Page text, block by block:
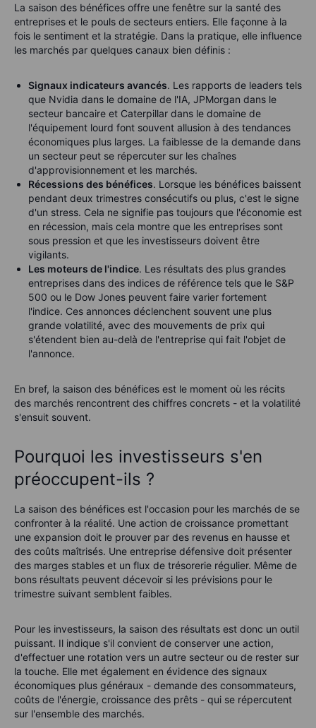
La saison des bénéfices offre une fenêtre sur la santé des
entreprises et le pouls de secteurs entiers. Elle façonne à la
fois le sentiment et la stratégie. Dans la pratique, elle influence
les marchés par quelques canaux bien définis :
Signaux indicateurs avancés. Les rapports de leaders tels
que Nvidia dans le domaine de l'IA, JPMorgan dans le
secteur bancaire et Caterpillar dans le domaine de
l'équipement lourd font souvent allusion à des tendances
économiques plus larges. La faiblesse de la demande dans
un secteur peut se répercuter sur les chaînes
d'approvisionnement et les marchés.
Récessions des bénéfices. Lorsque les bénéfices baissent
pendant deux trimestres consécutifs ou plus, c'est le signe
d'un stress. Cela ne signifie pas toujours que l'économie est
en récession, mais cela montre que les entreprises sont
sous pression et que les investisseurs doivent être
vigilants.
Les moteurs de l'indice. Les résultats des plus grandes
entreprises dans des indices de référence tels que le S&P
500 ou le Dow Jones peuvent faire varier fortement
l'indice. Ces annonces déclenchent souvent une plus
grande volatilité, avec des mouvements de prix qui
s'étendent bien au-delà de l'entreprise qui fait l'objet de
l'annonce.
En bref, la saison des bénéfices est le moment où les récits
des marchés rencontrent des chiffres concrets - et la volatilité
s'ensuit souvent.
Pourquoi les investisseurs s'en
préoccupent-ils ?
La saison des bénéfices est l'occasion pour les marchés de se
confronter à la réalité. Une action de croissance promettant
une expansion doit le prouver par des revenus en hausse et
des coûts maîtrisés. Une entreprise défensive doit présenter
des marges stables et un flux de trésorerie régulier. Même de
bons résultats peuvent décevoir si les prévisions pour le
trimestre suivant semblent faibles.
Pour les investisseurs, la saison des résultats est donc un outil
puissant. Il indique s'il convient de conserver une action,
d'effectuer une rotation vers un autre secteur ou de rester sur
la touche. Elle met également en évidence des signaux
économiques plus généraux - demande des consommateurs,
coûts de l'énergie, croissance des prêts - qui se répercutent
sur l'ensemble des marchés.